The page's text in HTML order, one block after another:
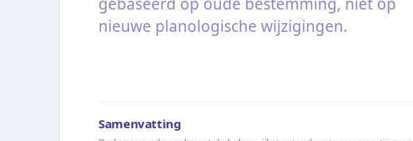
nieuwe planologische wijzigingen.
Samenvatting